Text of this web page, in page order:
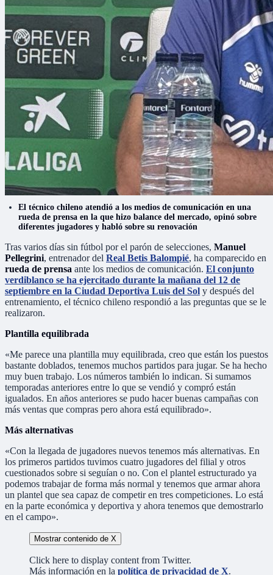
El técnico chileno atendió a los medios de comunicación en una
rueda de prensa en la que hizo balance del mercado, opinó sobre
diferentes jugadores y habló sobre su renovación
Tras varios días sin fútbol por el parón de selecciones, Manuel
Pellegrini, entrenador del Real Betis Balompié, ha comparecido en
rueda de prensa ante los medios de comunicación. El conjunto
verdiblanco se ha ejercitado durante la mañana del 12 de
septiembre en la Ciudad Deportiva Luis del Sol y después del
entrenamiento, el técnico chileno respondió a las preguntas que se le
realizaron.
Plantilla equilibrada
«Me parece una plantilla muy equilibrada, creo que están los puestos
bastante doblados, tenemos muchos partidos para jugar. Se ha hecho
muy buen trabajo. Los números también lo indican. Si sumamos
temporadas anteriores entre lo que se vendió y compró están
igualados. En años anteriores se pudo hacer buenas campañas con
más ventas que compras pero ahora está equilibrado».
Más alternativas
«Con la llegada de jugadores nuevos tenemos más alternativas. En
los primeros partidos tuvimos cuatro jugadores del filial y otros
cuestionados sobre si seguían o no. Con el plantel estructurado ya
podemos trabajar de forma más normal y tenemos que armar ahora
un plantel que sea capaz de competir en tres competiciones. Lo está
en la parte económica y deportiva y ahora tenemos que demostrarlo
en el campo».
Mostrar contenido de X
Click here to display content from Twitter.
Más información en la política de privacidad de X.